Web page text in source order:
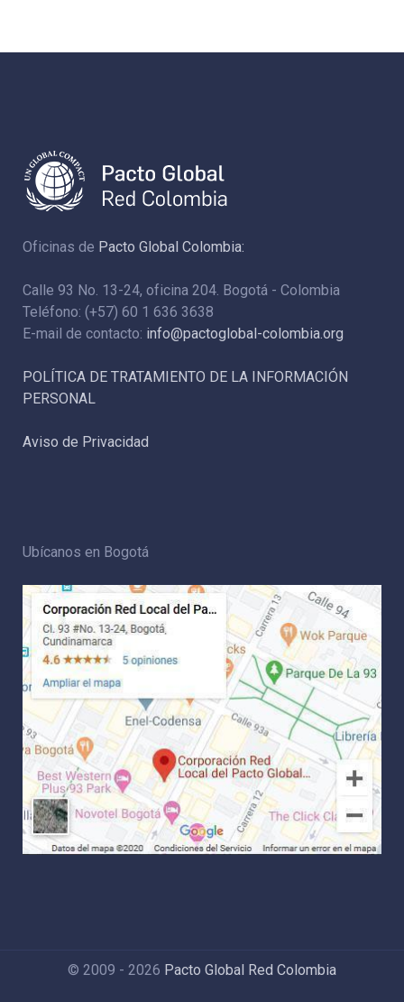
Oficinas de Pacto Global Colombia:
Calle 93 No. 13-24, oficina 204. Bogotá - Colombia
Teléfono: (+57) 60 1 636 3638
E-mail de contacto: info@pactoglobal-colombia.org
POLÍTICA DE TRATAMIENTO DE LA INFORMACIÓN
PERSONAL
Aviso de Privacidad
Ubícanos en Bogotá
© 2009 - 2026 Pacto Global Red Colombia